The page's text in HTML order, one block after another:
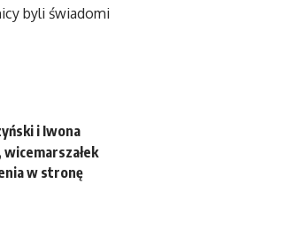
byli świadomi
i Iwona
w stronę